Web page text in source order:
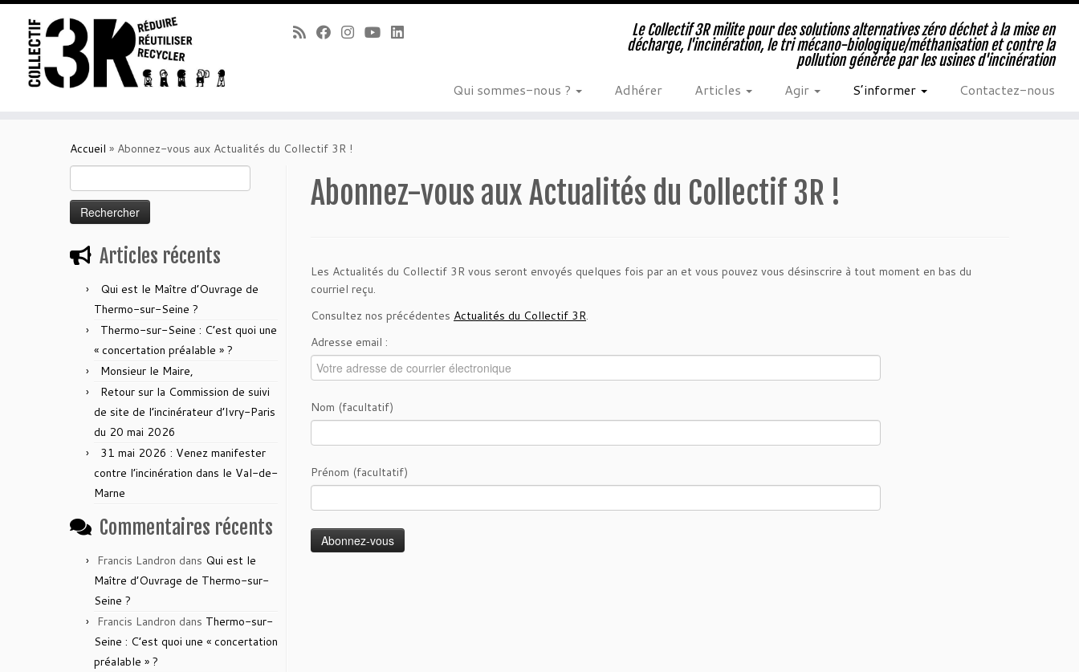
Le Collectif 3R milite pour des solutions alternatives zéro déchet à la mise en
décharge, l'incinération, le tri mécano-biologique/méthanisation et contre la
pollution générée par les usines d'incinération
Qui sommes-nous ? Adhérer Articles Agir S’informer Contactez-nous
Accueil » Abonnez-vous aux Actualités du Collectif 3R !
Articles récents
Qui est le Maître d’Ouvrage de
Thermo-sur-Seine ?
Thermo-sur-Seine : C’est quoi une
« concertation préalable » ?
Monsieur le Maire,
Retour sur la Commission de suivi
de site de l’incinérateur d’Ivry-Paris
du 20 mai 2026
31 mai 2026 : Venez manifester
contre l’incinération dans le Val-de-
Marne
Commentaires récents
Francis Landron dans Qui est le
Maître d’Ouvrage de Thermo-sur-
Seine ?
Francis Landron dans Thermo-sur-
Seine : C’est quoi une « concertation
préalable » ?
Abonnez-vous aux Actualités du Collectif 3R !
Les Actualités du Collectif 3R vous seront envoyés quelques fois par an et vous pouvez vous désinscrire à tout moment en bas du
courriel reçu.
Consultez nos précédentes Actualités du Collectif 3R.
Adresse email :
Nom (facultatif)
Prénom (facultatif)